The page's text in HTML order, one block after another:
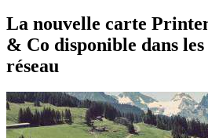
La nouvelle carte
& Co disponible dans
réseau